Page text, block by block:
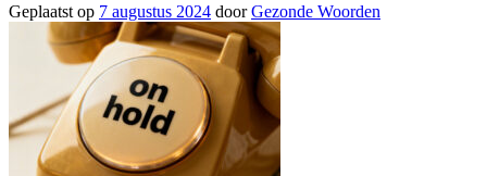
Geplaatst op 7 augustus 2024 doorGezonde Woorden